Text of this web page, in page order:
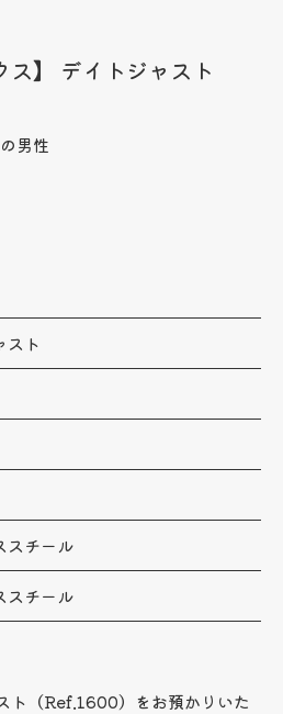
】 デイトジャスト
男性
スト
スチール
スチール
ト（Ref.1600）をお預かりいた